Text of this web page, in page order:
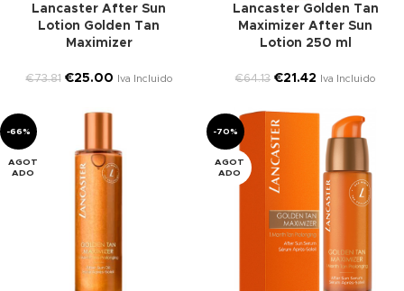
Lancaster After Sun
Lotion Golden Tan
Maximizer
€73.81 €25.00 Iva Incluido
Lancaster Golden Tan
Maximizer After Sun
Lotion 250 ml
€64.13 €21.42 Iva Incluido
-66%
AGOT
ADO
-70%
AGOT
ADO